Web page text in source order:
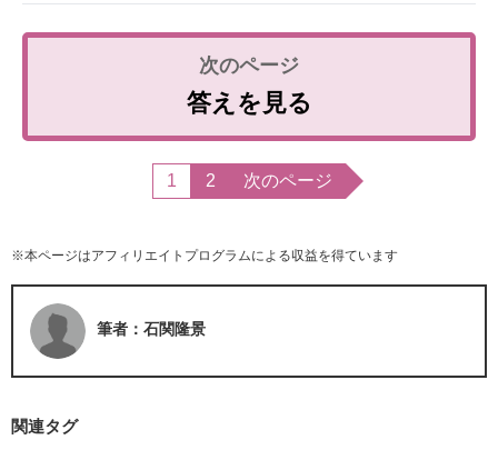
答えを見る
1 2 次のページ
※本ページはアフィリエイトプログラムによる収益を得ています
筆者：石関隆景
関連タグ